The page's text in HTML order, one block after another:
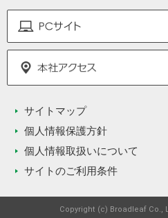
サイトマップ
個人情報保護方針
個人情報取扱いについて
サイトのご利用条件
Copyright (c) Broadleaf Co.,